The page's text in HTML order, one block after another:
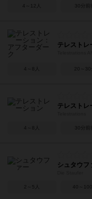
4～12人 30分前
テレストレ
4～8人 20～30
テレストレ
4～8人 30分前
シュタウフ
2～5人 40～100